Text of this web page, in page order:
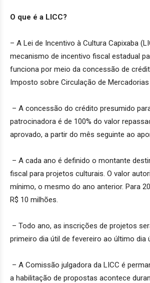
O que é a LICC?
– A Lei de Incentivo à Cultura Capixaba
mecanismo de incentivo fiscal estadual
funciona por meio da concessão de
Imposto sobre Circulação de Mercadorias
– A concessão do crédito presumido
patrocinadora é de 100% do valor
aprovado, a partir do mês seguinte ao
– A cada ano é definido o montante
fiscal para projetos culturais. O valor
mínimo, o mesmo do ano anterior. Para
R$ 10 milhões.
– Todo ano, as inscrições de projetos
primeiro dia útil de fevereiro ao último dia
– A Comissão julgadora da LICC é
a habilitação de propostas acontece